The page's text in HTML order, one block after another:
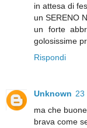
in attesa di
un SERENO
un forte
golosissime
Rispondi
Unknown 23
ma che
brava come